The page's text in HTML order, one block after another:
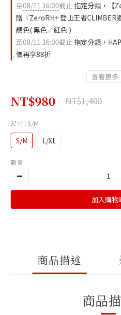
至08/11 16:00截止 指定分類，【
贈『ZeroRH+ 登山王者CLIMBER
顏色( 黑色／紅色 )
至08/11 16:00截止 指定分類，
價再享88折
查看更多
NT$980 NT$1,400
尺寸 : S/M
S/M L/XL
數量
加入購物
商品描述
商品